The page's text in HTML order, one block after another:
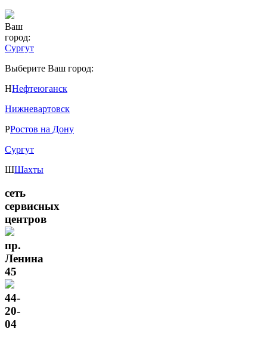
Ваш
город:
Сургут
Выберите Ваш город:
ННефтеюганск
Нижневартовск
РРостов на Дону
Сургут
ШШахты
сеть
сервисных
центров
пр.
Ленина
45
44-
20-
04